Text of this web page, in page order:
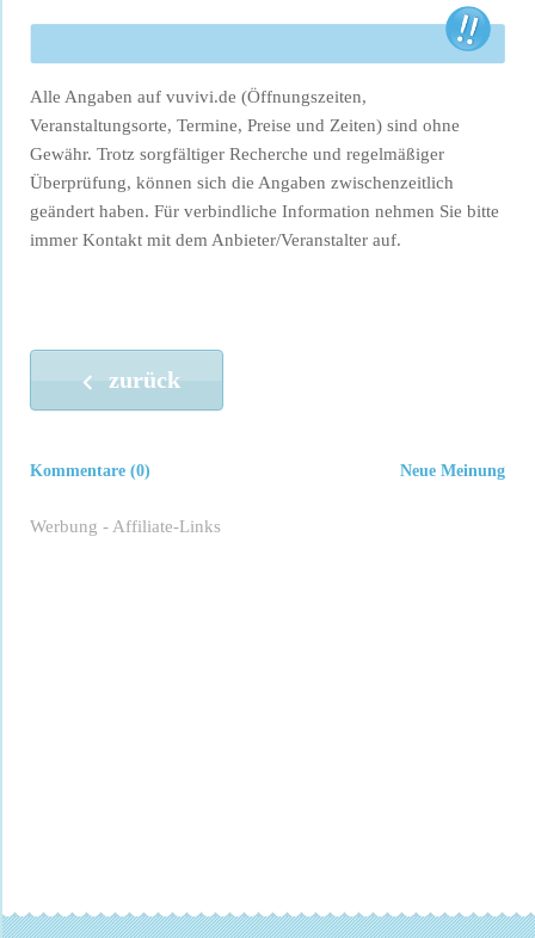
Alle Angaben auf vuvivi.de (Öffnungszeiten,
Veranstaltungsorte, Termine, Preise und Zeiten) sind ohne
Gewähr. Trotz sorgfältiger Recherche und regelmäßiger
Überprüfung, können sich die Angaben zwischenzeitlich
geändert haben. Für verbindliche Information nehmen Sie bitte
immer Kontakt mit dem Anbieter/Veranstalter auf.
zurück
Neue Meinung
Kommentare (0)
Werbung - Affiliate-Links